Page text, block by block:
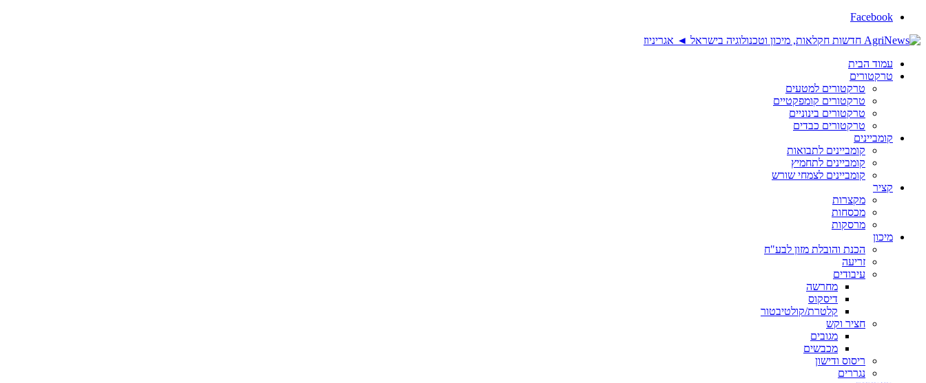
Facebook
עמוד הבית
טרקטורים
טרקטורים למטעים
טרקטורים קומפקטיים
טרקטורים בינוניים
טרקטורים כבדים
קומביינים
קומביינים לתבואות
קומביינים לתחמיץ
קומביינים לצמחי שורש
קציר
מקצרות
מכסחות
מרסקות
מיכון
הכנת והובלת מזון לבע"ח
זריעה
עיבודים
מחרשה
דיסקוס
קלטרת/קולטיבטור
חציר וקש
מגובים
מכבשים
ריסוס ודישון
נגררים